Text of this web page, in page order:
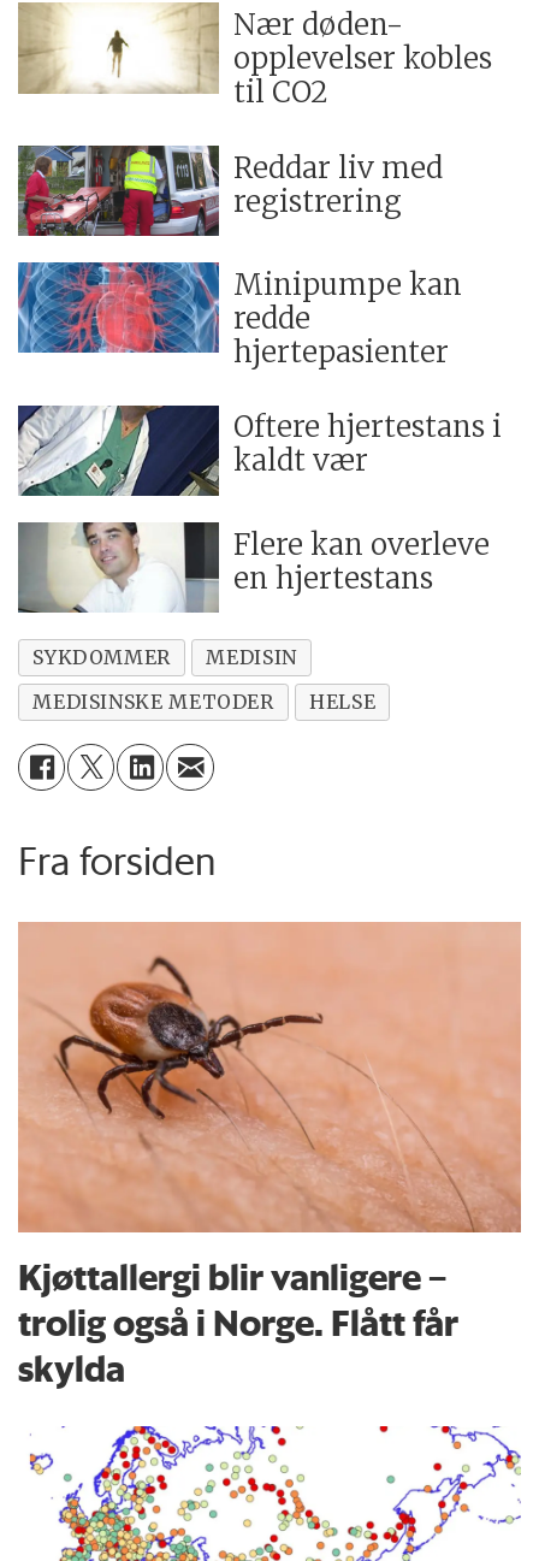
Nær døden-
opplevelser kobles
til CO2
Reddar liv med
registrering
Minipumpe kan
redde
hjertepasienter
Oftere hjertestans i
kaldt vær
Flere kan overleve
en hjertestans
SYKDOMMER
MEDISIN
MEDISINSKE METODER
HELSE
Fra forsiden
Kjøttallergi blir vanligere –
trolig også i Norge. Flått får
skylda